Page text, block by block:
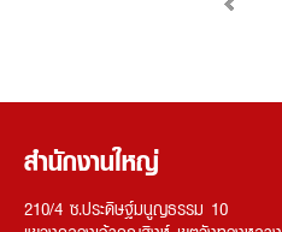
สำนักงานใหญ่
210/4 ซ.ประดิษฐ์มนูญธรรม 10